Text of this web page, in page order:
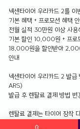
넥센타이어 우리카드 2를 이
기본 혜택 + 프로모션 혜택
전월 실적 30만원 이상 사용
기본 할인 10,000원 + 프
18,000원을 할인받아
안내
넥센타이어 우리카드 2 발
ARS)
발급 후 렌탈료 결제 방법 변
렌탈료 결제는 타이어 장착
1회차부터 청구 할인 받을